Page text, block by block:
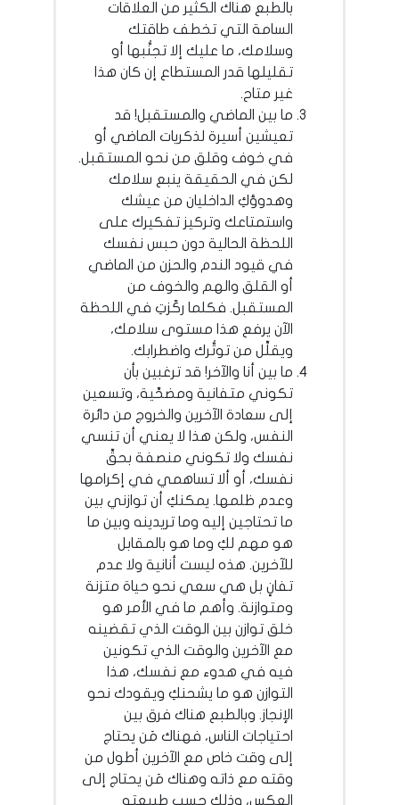
بالطبع هناك الكثير من العلاقات
السامة التي تخطف طاقتك
وسلامك، ما عليك إلا تجنُّبها أو
تقليلها قدر المستطاع إن كان هذا
غير متاح.
ما بين الماضي والمستقبل! قد
تعيشين أسيرة لذكريات الماضي أو
في خوف وقلق من نحو المستقبل.
لكن في الحقيقة ينبع سلامك
وهدوؤكِ الداخليان من عيشك
واستمتاعك وتركيز تفكيرك على
اللحظة الحالية دون حبس نفسك
في قيود الندم والحزن من الماضي
أو القلق والهم والخوف من
المستقبل. فكلما ركّزتِ في اللحظة
الآن يرفع هذا مستوى سلامك،
ويقلِّل من توتُّرك واضطرابك.
ما بين أنا والآخر! قد ترغبين بأن
تكوني متفانية ومضحِّية، وتسعين
إلى سعادة الآخرين والخروج من دائرة
النفس، ولكن هذا لا يعني أن تنسي
نفسك ولا تكوني منصفة بحقِّ
نفسك، أو ألا تساهمي في إكرامها
وعدم ظلمها. يمكنكِ أن توازني بين
ما تحتاجين إليه وما تريدينه وبين ما
هو مهم لكِ وما هو بالمقابل
للآخرين. هذه ليست أنانية ولا عدم
تفانٍ بل هي سعي نحو حياة متزنة
ومتوازنة. وأهم ما في الأمر هو
خلق توازن بين الوقت الذي تقضينه
مع الآخرين والوقت الذي تكونين
فيه في هدوء مع نفسك، هذا
التوازن هو ما يشحنكِ ويقودك نحو
الإنجاز. وبالطبع هناك فرق بين
احتياجات الناس، فهناك مَن يحتاج
إلى وقت خاص مع الآخرين أطول من
وقته مع ذاته وهناك مَن يحتاج إلى
العكس، وذلك حسب طبيعته